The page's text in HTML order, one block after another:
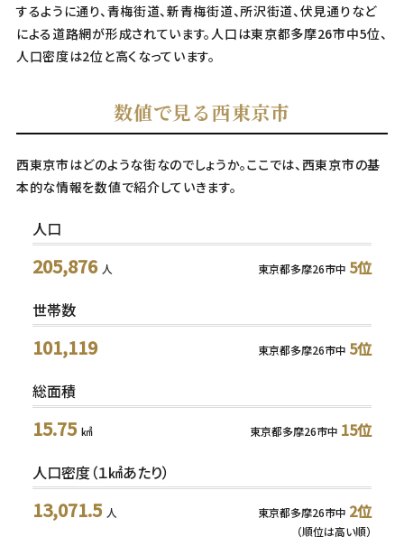
するように通り、青梅街道、新青梅街道、所沢街道、伏見通りなど
による道路網が形成されています。人口は東京都多摩26市中5位、
人口密度は2位と高くなっています。
数値で見る西東京市
西東京市はどのような街なのでしょうか。ここでは、西東京市の基
本的な情報を数値で紹介していきます。
人口
205,876 人 東京都多摩26市中 5位
世帯数
101,119 東京都多摩26市中 5位
総面積
15.75 ㎢ 東京都多摩26市中 15位
人口密度（１㎢あたり）
13,071.5 人 東京都多摩26市中 2位
（順位は高い順）